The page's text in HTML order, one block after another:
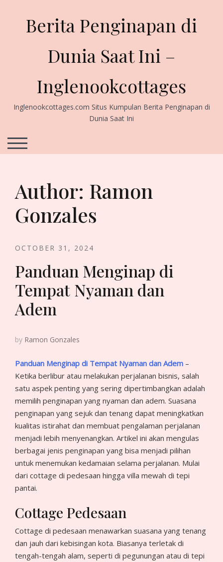
Berita Penginapan di
Dunia Saat Ini –
Inglenookcottages
Inglenookcottages.com Situs Kumpulan Berita Penginapan di
Dunia Saat Ini
TOGGLE MOBILE MENU
Author: Ramon
Gonzales
OCTOBER 31, 2024
Panduan Menginap di
Tempat Nyaman dan
Adem
by Ramon Gonzales
Panduan Menginap di Tempat Nyaman dan Adem –
Ketika berlibur atau melakukan perjalanan bisnis, salah
satu aspek penting yang sering dipertimbangkan adalah
memilih penginapan yang nyaman dan adem. Suasana
penginapan yang sejuk dan tenang dapat meningkatkan
kualitas istirahat dan membuat pengalaman perjalanan
menjadi lebih menyenangkan. Artikel ini akan mengulas
berbagai jenis penginapan yang bisa menjadi pilihan
untuk menemukan kedamaian selama perjalanan. Mulai
dari cottage di pedesaan hingga villa mewah di tepi
pantai.
Cottage Pedesaan
Cottage di pedesaan menawarkan suasana yang tenang
dan jauh dari kebisingan kota. Biasanya terletak di
tengah-tengah alam, seperti di pegunungan atau di tepi